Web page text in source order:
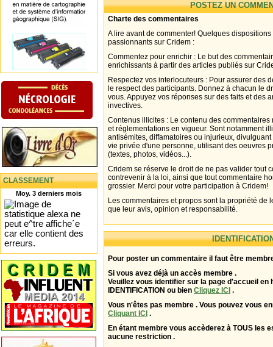
CLASSEMENT
Moy. 3 derniers mois
POSTEZ UN
Charte des commentaires
A lire avant de commenter! Quelques
passionnants sur Cridem :
Commentez pour enrichir : Le but des
enrichissants à partir des articles publiés sur
Respectez vos interlocuteurs : Pour assurer des
le respect des participants. Donnez à chacun le
vous. Appuyez vos réponses sur des faits et des
invectives.
Contenus illicites : Le contenu des
et réglementations en vigueur. Sont notamment
antisémites, diffamatoires ou injurieux,
vie privée d'une personne, utilisant des oeuvres
(textes, photos, vidéos...).
Cridem se réserve le droit de ne pas valider tout
contrevenir à la loi, ainsi que tout commentaire
grossier. Merci pour votre participation à Cridem!
Les commentaires et propos sont la propriété de
que leur avis, opinion et responsabilité.
Pour poster un commentaire il faut être
Si vous avez déjà un accès membre .
Veuillez vous identifier sur la page d'accueil en
IDENTIFICATION ou bien Cliquez ICI .
Vous n'êtes pas membre . Vous pouvez vous
Cliquant ICI .
En étant membre vous accèderez à TOUS les
aucune restriction .